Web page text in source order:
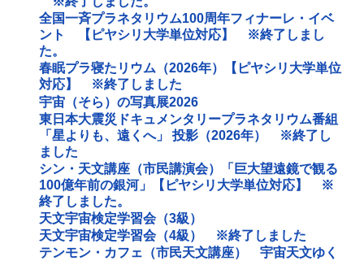
全国一斉プラネタリウム100周年フィナーレ・イベ
ント 【ピヤシリ大学単位対応】 ※終了しまし
た。
春眠プラ寝たリウム（2026年）【ピヤシリ大学単位
対応】 ※終了しました
宇宙（そら）の写真展2026
東日本大震災ドキュメンタリープラネタリウム番組
「星よりも、遠くへ」 投影（2026年） ※終了し
ました
シン・天文講座（市民講演会）「巨大望遠鏡で観る
100億年前の銀河」【ピヤシリ大学単位対応】 ※
終了しました。
天文宇宙検定学習会（3級）
天文宇宙検定学習会（4級） ※終了しました
テンモン・カフェ（市民天文講座） 宇宙天文ゆく